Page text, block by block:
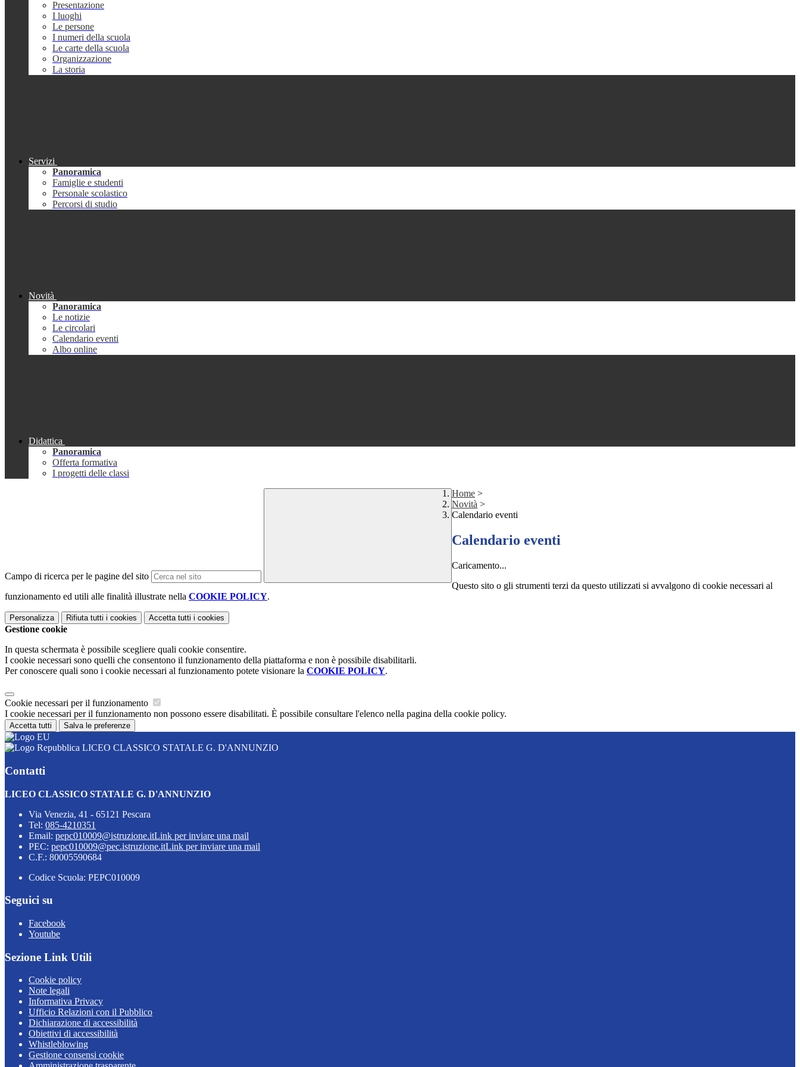
Presentazione
I luoghi
Le persone
I numeri della scuola
Le carte della scuola
Organizzazione
La storia
Servizi
Panoramica
Famiglie e studenti
Personale scolastico
Percorsi di studio
Novità
Panoramica
Le notizie
Le circolari
Calendario eventi
Albo online
Didattica
Panoramica
Offerta formativa
I progetti delle classi
Campo di ricerca per le pagine del sito
Home >
Novità >
Calendario eventi
Calendario eventi
Caricamento...
Questo sito o gli strumenti terzi da questo utilizzati si avvalgono di cookie necessari al
funzionamento ed utili alle finalità illustrate nella COOKIE POLICY.
Personalizza Rifiuta tutti i cookies Accetta tutti i cookies
Gestione cookie
In questa schermata è possibile scegliere quali cookie consentire.
I cookie necessari sono quelli che consentono il funzionamento della piattaforma e non è possibile disabilitarli.
Per conoscere quali sono i cookie necessari al funzionamento potete visionare la COOKIE POLICY.
Cookie necessari per il funzionamento
I cookie necessari per il funzionamento non possono essere disabilitati. È possibile consultare l'elenco nella pagina della cookie policy.
Accetta tutti Salva le preferenze
LICEO CLASSICO STATALE G. D'ANNUNZIO
Contatti
LICEO CLASSICO STATALE G. D'ANNUNZIO
Via Venezia, 41 - 65121 Pescara
Tel: 085-4210351
Email: pepc010009@istruzione.itLink per inviare una mail
PEC: pepc010009@pec.istruzione.itLink per inviare una mail
C.F.: 80005590684
Codice Scuola: PEPC010009
Seguici su
Facebook
Youtube
Sezione Link Utili
Cookie policy
Note legali
Informativa Privacy
Ufficio Relazioni con il Pubblico
Dichiarazione di accessibilità
Obiettivi di accessibilità
Whistleblowing
Gestione consensi cookie